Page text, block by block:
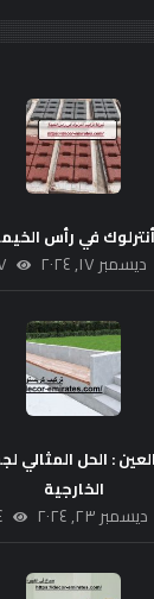
في رأس الخيمة
ديسمبر ١٧, ٢٠٢٤
: الحل المثالي
الخارجية
ديسمبر ٢٣, ٢٠٢٤